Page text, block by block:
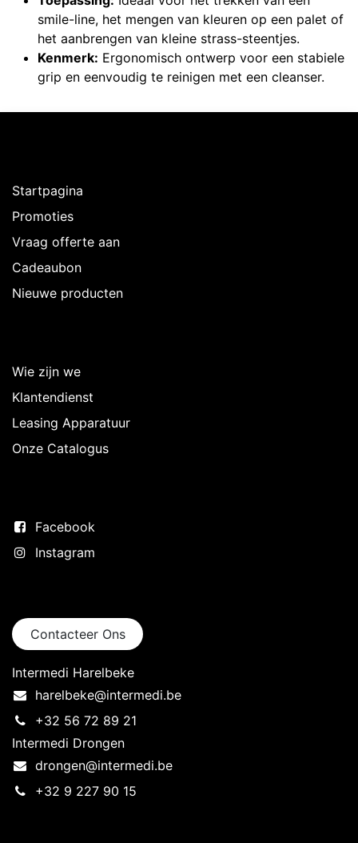
smile-line, het mengen van kleuren op een palet of
het aanbrengen van kleine strass-steentjes.
Kenmerk: Ergonomisch ontwerp voor een stabiele
grip en eenvoudig te reinigen met een cleanser.
Startpagina
Promoties
Vraag offerte aan
Cadeaubon
Nieuwe producten
Wie zijn we
Klantendienst
Leasing Apparatuur
Onze Catalogus
Facebook
Instagram
Contacteer Ons
Intermedi Harelbeke
harelbeke@intermedi.be
+32 56 72 89 21
Intermedi Drongen
drongen@intermedi.be
+32 9 227 90 15